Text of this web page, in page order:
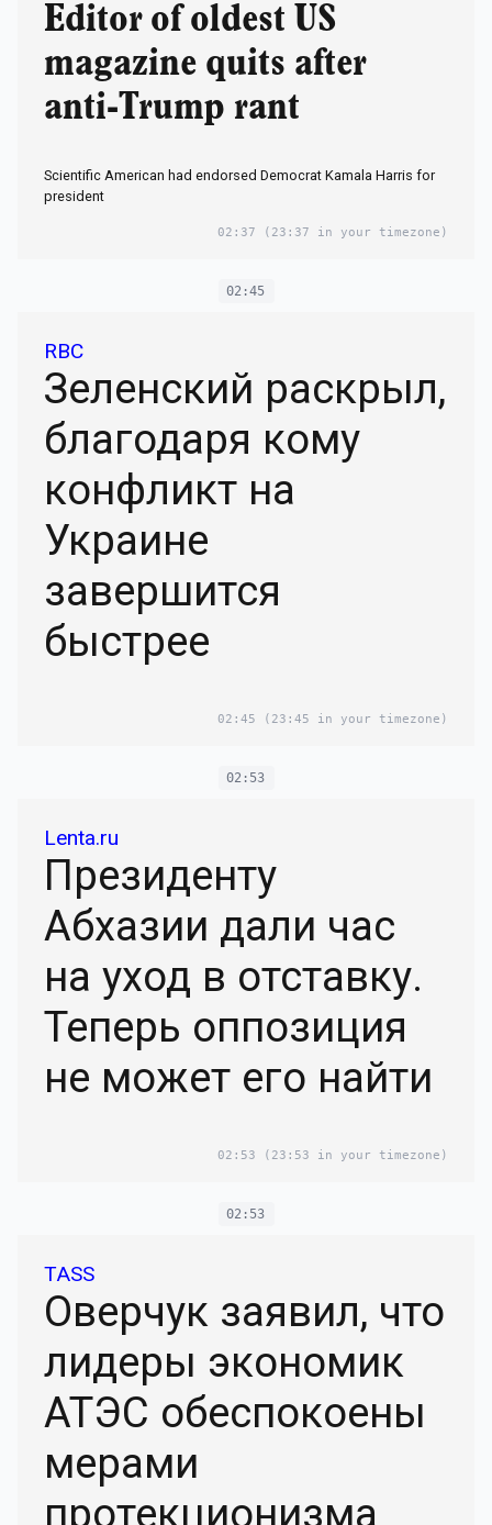
Editor of oldest US
magazine quits after
anti-Trump rant
Scientific American had endorsed Democrat Kamala Harris for
president
02:37 (23:37 in your timezone)
02:45
RBC
Зеленский раскрыл,
благодаря кому
конфликт на
Украине
завершится
быстрее
02:45 (23:45 in your timezone)
02:53
Lenta.ru
Президенту
Абхазии дали час
на уход в отставку.
Теперь оппозиция
не может его найти
02:53 (23:53 in your timezone)
02:53
TASS
Оверчук заявил, что
лидеры экономик
АТЭС обеспокоены
мерами
протекционизма